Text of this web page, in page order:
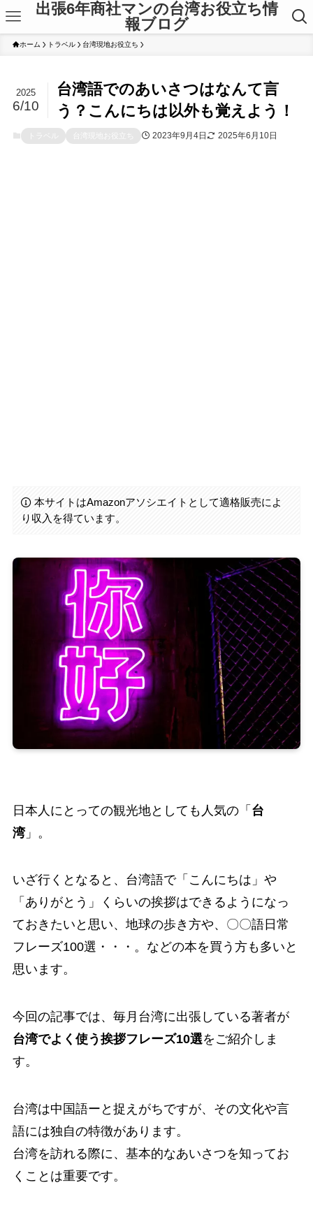
出張6年商社マンの台湾お役立ち情
報ブログ
ホーム トラベル 台湾現地お役立ち
台湾語でのあいさつはなんて言
う？こんにちは以外も覚えよう！
2025
6/10
トラベル 2023年9月4日 2025年6月10日
本サイトはAmazonアソシエイトとして適格販売によ
り収入を得ています。
日本人にとっての観光地としても人気の「 台
湾」。
いざ行くとなると、台湾語で「こんにちは」や
「ありがとう」くらいの挨拶はできるようになっ
ておきたいと思い、地球の歩き方や、〇〇語日常
フレーズ100選・・・。などの本を買う方も多いと
思います。
今回の記事では、毎月台湾に出張している著者が
台湾でよく使う挨拶フレーズ10選をご紹介しま
す。
台湾は中国語ーと捉えがちですが、その文化や言
語には独自の特徴があります。
台湾を訪れる際に、基本的なあいさつを知ってお
くことは重要です。